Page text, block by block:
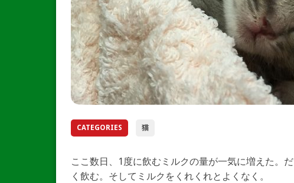
CATEGORIES 猫
ここ数日、1度に飲むミルクの量が一気に増えた。
く飲む。そしてミルクをくれくれとよくなく。